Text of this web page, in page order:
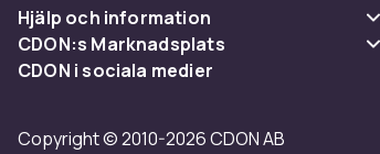
Produktsäkerhetsinformation
Hjälp och information
Vanliga frågor
Ångra & Returnera här
CDON:s Marknadsplats
Sälj på CDON
CDON i sociala medier
Copyright © 2010-2026 CDON AB